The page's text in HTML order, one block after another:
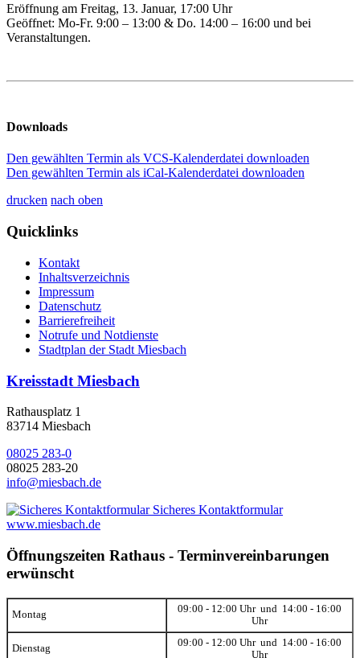
Eröffnung am Freitag, 13. Januar, 17:00 Uhr
Geöffnet: Mo-Fr. 9:00 – 13:00 & Do. 14:00 – 16:00 und bei
Veranstaltungen.
Downloads
Den gewählten Termin als VCS-Kalenderdatei downloaden
Den gewählten Termin als iCal-Kalenderdatei downloaden
drucken nach oben
Quicklinks
Kontakt
Inhaltsverzeichnis
Impressum
Datenschutz
Barrierefreiheit
Notrufe und Notdienste
Stadtplan der Stadt Miesbach
Kreisstadt Miesbach
Rathausplatz 1
83714 Miesbach
08025 283-0
08025 283-20
info@miesbach.de
Sicheres Kontaktformular
www.miesbach.de
Öffnungszeiten Rathaus - Terminvereinbarungen
erwünscht
Montag
09:00 - 12:00 Uhr und 14:00 - 16:00
Uhr
Dienstag
09:00 - 12:00 Uhr und 14:00 - 16:00
Uhr